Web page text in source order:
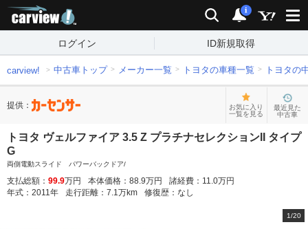
検索 通知
i
ログイン ID新規取得
carview! 中古車トップ メーカー一覧 トヨタの車種一覧 トヨタの
提供：
お気に入り
一覧を見る
最近見た
中古車
トヨタ ヴェルファイア 3.5 Z プラチナセレクションII タイプ
G
両側電動スライド パワーバックドア/
支払総額： 99.9万円 本体価格： 88.9万円 諸経費： 11.0万円
年式： 2011年 走行距離： 7.1万km 修復歴： なし
1/20